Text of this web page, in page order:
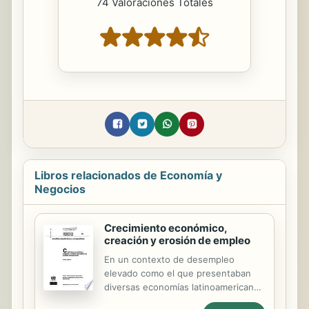
Libros relacionados de Economía y
Negocios
Crecimiento económico,
creación y erosión de empleo
En un contexto de desempleo
elevado como el que presentaban
diversas economías latinoamericanas
a inicios de la presente década, es